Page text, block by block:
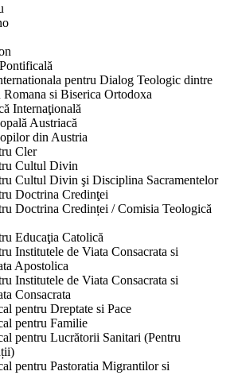
pentru Dialog Teologic dintre
si Biserica Ortodoxa
Internaţională
Austriacă
din Austria
Cler
Cultul Divin
Cultul Divin şi Disciplina Sacramentelor
Doctrina Credinţei
Doctrina Credinței / Comisia Teologică
Educaţia Catolică
Institutele de Viata Consacrata si
Apostolica
Institutele de Viata Consacrata si
Consacrata
pentru Dreptate si Pace
pentru Familie
pentru Lucrătorii Sanitari (Pentru
pentru Pastoratia Migrantilor si